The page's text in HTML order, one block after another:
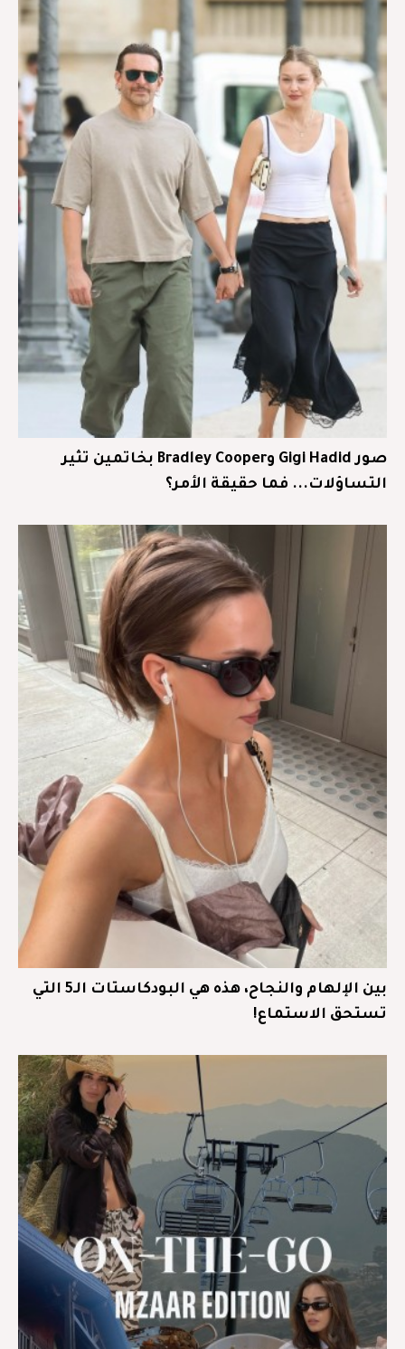
صور Gigi Hadid وBradley Cooper بخاتمين تثير
التساؤلات... فما حقيقة الأمر؟
بين الإلهام والنجاح، هذه هي البودكاستات الـ5 التي
تستحق الاستماع!